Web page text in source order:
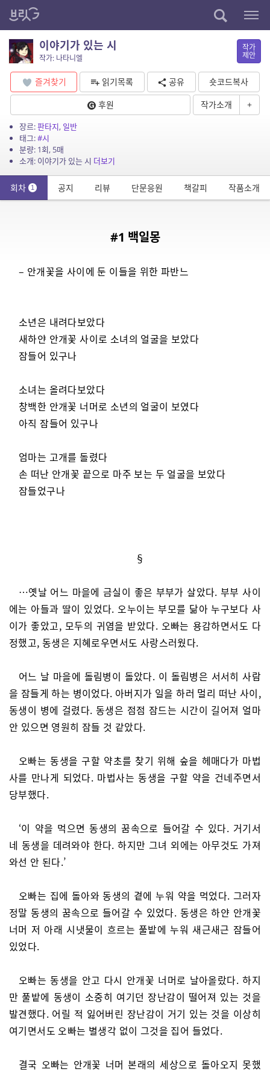
이야기가 있는 시
작가: 나타니엘
작가
제안
즐겨찾기 읽기목록 공유
숏코드복사
후원
작가소개 +
장르:판타지, 일반
태그:#시
분량: 1회, 5매
소개: 이야기가 있는 시 더보기
회차 1 공지 리뷰 단문응원 책갈피 작품소개
#1 백일몽
– 안개꽃을 사이에 둔 이들을 위한 파반느
소년은 내려다보았다
새하얀 안개꽃 사이로 소녀의 얼굴을 보았다
잠들어 있구나
소녀는 올려다보았다
창백한 안개꽃 너머로 소년의 얼굴이 보였다
아직 잠들어 있구나
엄마는 고개를 돌렸다
손 떠난 안개꽃 끝으로 마주 보는 두 얼굴을 보았다
잠들었구나
§
…옛날 어느 마을에 금실이 좋은 부부가 살았다. 부부 사이
에는 아들과 딸이 있었다. 오누이는 부모를 닮아 누구보다 사
이가 좋았고, 모두의 귀염을 받았다. 오빠는 용감하면서도 다
정했고, 동생은 지혜로우면서도 사랑스러웠다.
어느 날 마을에 돌림병이 돌았다. 이 돌림병은 서서히 사람
을 잠들게 하는 병이었다. 아버지가 일을 하러 멀리 떠난 사이,
동생이 병에 걸렸다. 동생은 점점 잠드는 시간이 길어져 얼마
안 있으면 영원히 잠들 것 같았다.
오빠는 동생을 구할 약초를 찾기 위해 숲을 헤매다가 마법
사를 만나게 되었다. 마법사는 동생을 구할 약을 건네주면서
당부했다.
‘이 약을 먹으면 동생의 꿈속으로 들어갈 수 있다. 거기서
네 동생을 데려와야 한다. 하지만 그녀 외에는 아무것도 가져
와선 안 된다.’
오빠는 집에 돌아와 동생의 곁에 누워 약을 먹었다. 그러자
정말 동생의 꿈속으로 들어갈 수 있었다. 동생은 하얀 안개꽃
너머 저 아래 시냇물이 흐르는 풀밭에 누워 새근새근 잠들어
있었다.
오빠는 동생을 안고 다시 안개꽃 너머로 날아올랐다. 하지
만 풀밭에 동생이 소중히 여기던 장난감이 떨어져 있는 것을
발견했다. 어릴 적 잃어버린 장난감이 거기 있는 것을 이상히
여기면서도 오빠는 별생각 없이 그것을 집어 들었다.
결국 오빠는 안개꽃 너머 본래의 세상으로 돌아오지 못했